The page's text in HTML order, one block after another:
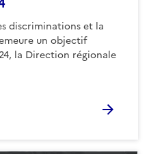
discriminations et la
un objectif
la Direction régionale